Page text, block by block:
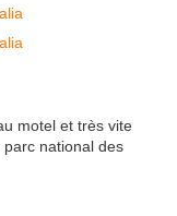
motel et très vite
national des